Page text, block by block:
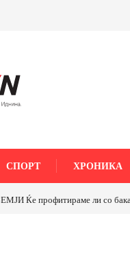
СПОРТ ХРОНИКА
ли со